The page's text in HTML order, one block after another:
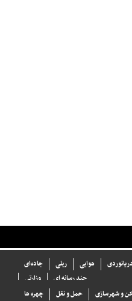
جاده‌ای ریلی هوایی
وزارتی
چند رسانه ای
چهره ها حمل و نقل و شهرسازی